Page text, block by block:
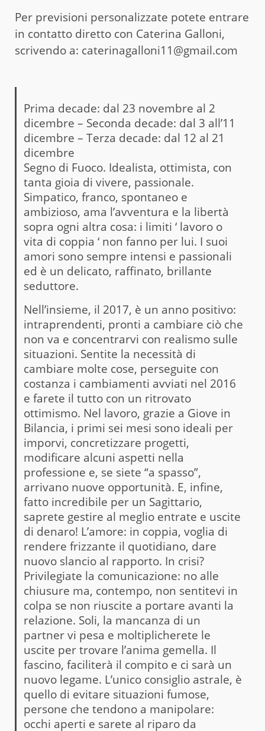
Per previsioni personalizzate potete entrare
in contatto diretto con Caterina Galloni,
scrivendo a: caterinagalloni11@gmail.com
Prima decade: dal 23 novembre al 2
dicembre – Seconda decade: dal 3 all’11
dicembre – Terza decade: dal 12 al 21
dicembre
Segno di Fuoco. Idealista, ottimista, con
tanta gioia di vivere, passionale.
Simpatico, franco, spontaneo e
ambizioso, ama l’avventura e la libertà
sopra ogni altra cosa: i limiti ‘ lavoro o
vita di coppia ‘ non fanno per lui. I suoi
amori sono sempre intensi e passionali
ed è un delicato, raffinato, brillante
seduttore.
Nell’insieme, il 2017, è un anno positivo:
intraprendenti, pronti a cambiare ciò che
non va e concentrarvi con realismo sulle
situazioni. Sentite la necessità di
cambiare molte cose, perseguite con
costanza i cambiamenti avviati nel 2016
e farete il tutto con un ritrovato
ottimismo. Nel lavoro, grazie a Giove in
Bilancia, i primi sei mesi sono ideali per
imporvi, concretizzare progetti,
modificare alcuni aspetti nella
professione e, se siete “a spasso”,
arrivano nuove opportunità. E, infine,
fatto incredibile per un Sagittario,
saprete gestire al meglio entrate e uscite
di denaro! L’amore: in coppia, voglia di
rendere frizzante il quotidiano, dare
nuovo slancio al rapporto. In crisi?
Privilegiate la comunicazione: no alle
chiusure ma, contempo, non sentitevi in
colpa se non riuscite a portare avanti la
relazione. Soli, la mancanza di un
partner vi pesa e moltiplicherete le
uscite per trovare l’anima gemella. Il
fascino, faciliterà il compito e ci sarà un
nuovo legame. L’unico consiglio astrale, è
quello di evitare situazioni fumose,
persone che tendono a manipolare:
occhi aperti e sarete al riparo da